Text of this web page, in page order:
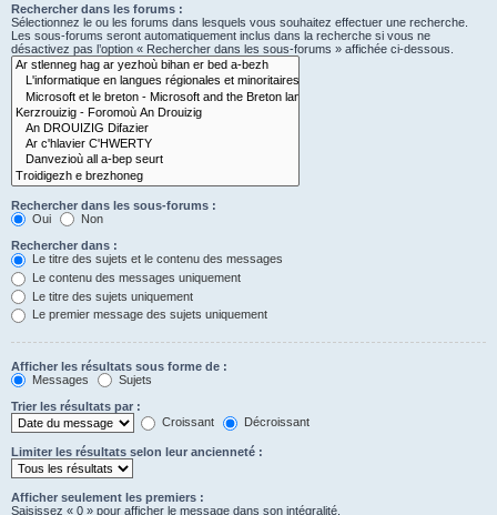
Rechercher dans les forums :
Sélectionnez le ou les forums dans lesquels vous souhaitez effectuer une recherche.
Les sous-forums seront automatiquement inclus dans la recherche si vous ne
désactivez pas l’option « Rechercher dans les sous-forums » affichée ci-dessous.
Rechercher dans les sous-forums :
Oui
Non
Rechercher dans :
Le titre des sujets et le contenu des messages
Le contenu des messages uniquement
Le titre des sujets uniquement
Le premier message des sujets uniquement
Afficher les résultats sous forme de :
Messages
Sujets
Trier les résultats par :
Croissant
Décroissant
Limiter les résultats selon leur ancienneté :
Afficher seulement les premiers :
Saisissez « 0 » pour afficher le message dans son intégralité.